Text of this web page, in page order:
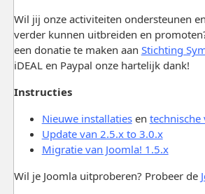
Wil jij onze activiteiten ondersteunen
verder kunnen uitbreiden en
een donatie te maken aan Stichting
iDEAL en Paypal onze hartelijk dank!
Instructies
Nieuwe installatiesen technische
Update van 2.5.x to 3.0.x
Migratie van Joomla! 1.5.x
Wil je Joomla uitproberen? Probeer de